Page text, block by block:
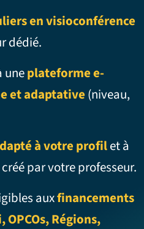
en visioconférence
dédié.
uneplateforme e-
et adaptative (niveau,
à votre profilet à
par votre professeur.
auxfinancements
OPCOs, Régions,